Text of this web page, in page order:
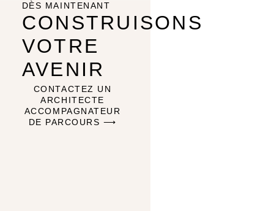
DÈS MAINTENANT
CONSTRUISONS
VOTRE
AVENIR
CONTACTEZ UN
ARCHITECTE
ACCOMPAGNATEUR
DE PARCOURS ⟶